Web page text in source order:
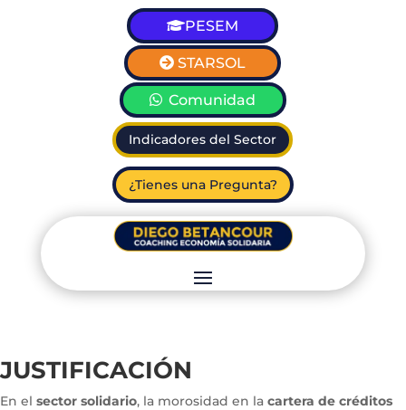
PESEM
STARSOL
Comunidad
Indicadores del Sector
¿Tienes una Pregunta?
JUSTIFICACIÓN
En el sector solidario, la morosidad en la cartera de créditos